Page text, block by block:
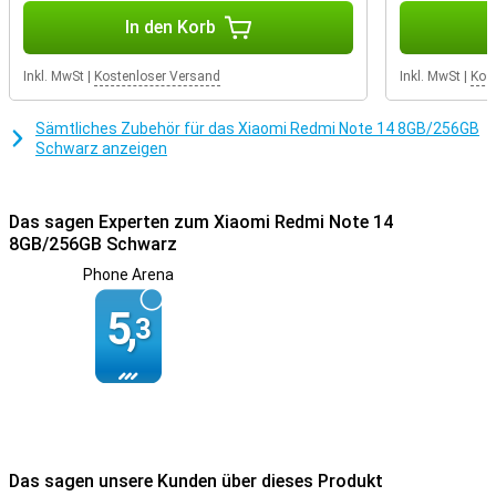
Genießen Sie hohe Audioqualität dank der zwei Lautsprecher mit
Dolby Atmos, oder schließen Sie Ihre Lieblingskopfhörer über die
und die Gesichtserkennung sorgen für ein sicheres und einfaches
Entsperren Ihres Geräts, und dank NFC-Unterstützung können Sie
In den Korb
Inkl. MwSt Kostenloser Versand Inkl. MwSt
Sämtliches Zubehör für das Xiaomi Redmi Note 14 8GB/256GB
Schwarz anzeigen
Das sagen Experten zum Xiaomi Redmi Note 14
8GB/256GB Schwarz
Phone Arena
5,3
Das sagen unsere Kunden über dieses Produkt